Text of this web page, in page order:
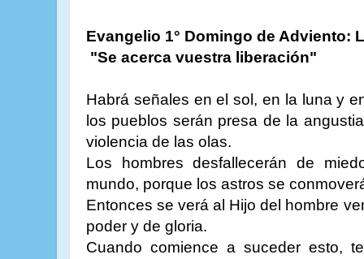
Evangelio 1° Domingo de Adviento:
"Se acerca vuestra liberación"
Habrá señales en el sol, en la luna y
los pueblos serán presa de la
violencia de las olas.
Los hombres desfallecerán de
mundo, porque los astros se
Entonces se verá al Hijo del hombre
poder y de gloria.
Cuando comience a suceder esto,